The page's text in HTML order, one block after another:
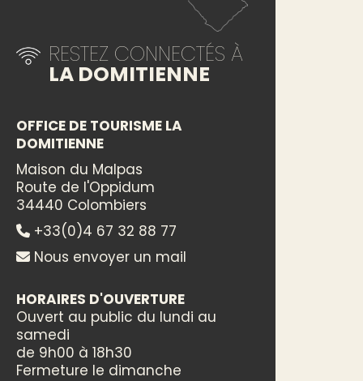
RESTEZ CONNECTÉS À
LA DOMITIENNE
OFFICE DE TOURISME LA
DOMITIENNE
Maison du Malpas
Route de l'Oppidum
34440 Colombiers
+33(0)4 67 32 88 77
Nous envoyer un mail
HORAIRES D'OUVERTURE
Ouvert au public du lundi au
samedi
de 9h00 à 18h30
Fermeture le dimanche